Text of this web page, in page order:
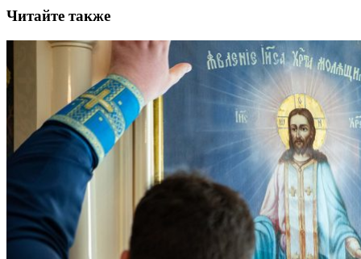
Читайте также